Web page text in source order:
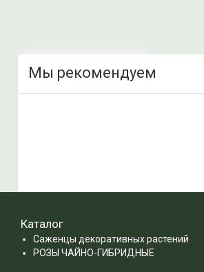
Мы рекомендуем
Каталог
Саженцы декоративных растений
РОЗЫ ЧАЙНО-ГИБРИДНЫЕ